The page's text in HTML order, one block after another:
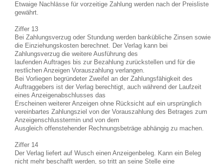
Etwaige Nachlässe für vorzeitige Zahlung werden nach der Preisliste
gewährt.
Ziffer 13
Bei Zahlungsverzug oder Stundung werden bankübliche Zinsen sowie
die Einziehungskosten berechnet. Der Verlag kann bei
Zahlungsverzug die weitere Ausführung des
laufenden Auftrages bis zur Bezahlung zurückstellen und für die
restlichen Anzeigen Vorauszahlung verlangen.
Bei Vorliegen begründeter Zweifel an der Zahlungsfähigkeit des
Auftraggebers ist der Verlag berechtigt, auch während der Laufzeit
eines Anzeigenabschlusses das
Erscheinen weiterer Anzeigen ohne Rücksicht auf ein ursprünglich
vereinbartes Zahlungsziel von der Vorauszahlung des Betrages zum
Anzeigenschlusstermin und von dem
Ausgleich offenstehender Rechnungsbeträge abhängig zu machen.
Ziffer 14
Der Verlag liefert auf Wusch einen Anzeigenbeleg. Kann ein Beleg
nicht mehr beschafft werden, so tritt an seine Stelle eine